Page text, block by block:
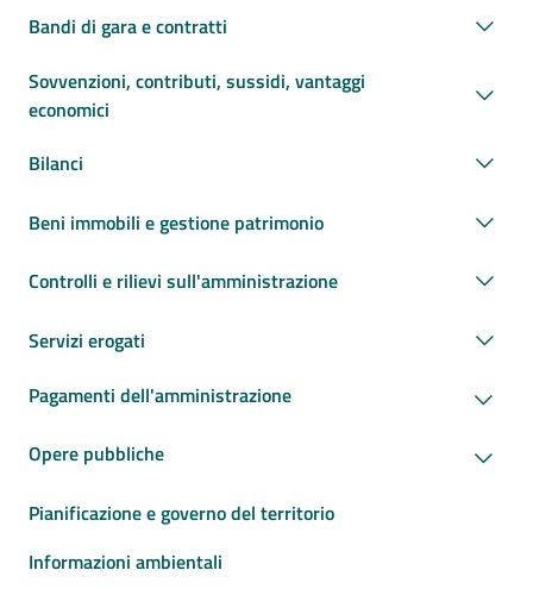
Bandi di gara e contratti
Sovvenzioni, contributi, sussidi, vantaggi
economici
Bilanci
Beni immobili e gestione patrimonio
Controlli e rilievi sull'amministrazione
Servizi erogati
Pagamenti dell'amministrazione
Opere pubbliche
Pianificazione e governo del territorio
Informazioni ambientali